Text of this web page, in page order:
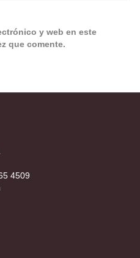
y web en este
que comente.
4509